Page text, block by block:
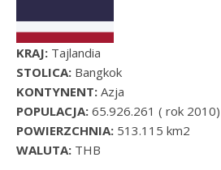
KRAJ: Tajlandia
STOLICA: Bangkok
KONTYNENT: Azja
POPULACJA: 65.926.261 ( rok 2010)
POWIERZCHNIA: 513.115 km2
WALUTA: THB